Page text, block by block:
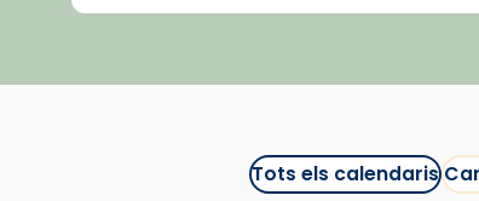
recomanacions i prepara una
#CinemaEspiritualitual
@cinemaspiritcatTots els calendaris